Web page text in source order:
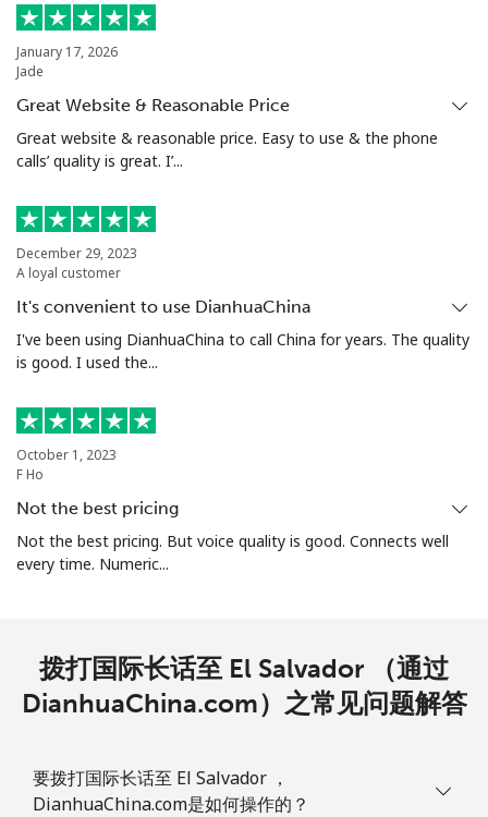
座机
Ethiopia
座机
手机
January 17, 2026
Jade
Great Website & Reasonable Price
Great website & reasonable price. Easy to use & the phone
calls’ quality is great. I’...
December 29, 2023
A loyal customer
It's convenient to use DianhuaChina
I've been using DianhuaChina to call China for years. The quality
is good. I used the...
October 1, 2023
F Ho
Not the best pricing
Not the best pricing. But voice quality is good. Connects well
every time. Numeric...
拨打国际长话至 El Salvador （通过
DianhuaChina.com）之常见问题解答
要拨打国际长话至 El Salvador ，
DianhuaChina.com是如何操作的？